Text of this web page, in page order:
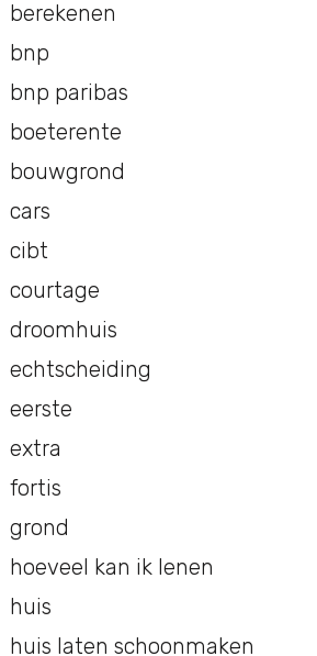
berekenen
bnp
bnp paribas
boeterente
bouwgrond
cars
cibt
courtage
droomhuis
echtscheiding
eerste
extra
fortis
grond
hoeveel kan ik lenen
huis
huis laten schoonmaken